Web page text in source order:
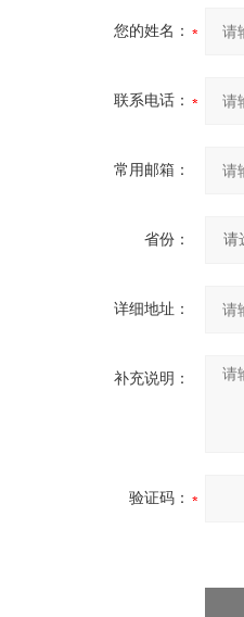
您的姓名：
联系电话：
常用邮箱：
省份：
详细地址：
补充说明：
验证码：